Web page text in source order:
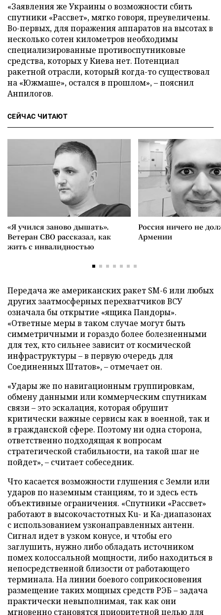
«Заявления же Украины о возможности сбить
спутники «Рассвет», мягко говоря, преувеличены.
Во-первых, для поражения аппаратов на высотах в
несколько сотен километров необходимы
специализированные противоспутниковые
средства, которых у Киева нет. Потенциал
ракетной отрасли, который когда-то существовал
на «Южмаше», остался в прошлом», – пояснил
Анпилогов.
СЕЙЧАС ЧИТАЮТ
«Я учился заново дышать».
Ветеран СВО рассказал, как
жить с инвалидностью
Россия ничего не
Армении
Передача же американских ракет SM-6 или любых
других заатмосферных перехватчиков ВСУ
означала бы открытие «ящика Пандоры».
«Ответные меры в таком случае могут быть
симметричными и гораздо более болезненными
для тех, кто сильнее зависит от космической
инфраструктуры – в первую очередь для
Соединенных Штатов», – отмечает он.
«Удары же по навигационным группировкам,
обмену данными или коммерческим спутникам
связи – это эскалация, которая обрушит
критически важные сервисы как в военной, так и
в гражданской сфере. Поэтому ни одна сторона,
ответственно подходящая к вопросам
стратегической стабильности, на такой шаг не
пойдет», – считает собеседник.
Что касается возможности глушения с Земли или
ударов по наземным станциям, то и здесь есть
объективные ограничения. «Спутники «Рассвет»
работают в высокочастотных Ku- и Ka-диапазонах
с использованием узконаправленных антенн.
Сигнал идет в узком конусе, и чтобы его
заглушить, нужно либо обладать источником
помех колоссальной мощности, либо находиться в
непосредственной близости от работающего
терминала. На линии боевого соприкосновения
размещение таких мощных средств РЭБ – задача
практически невыполнимая, так как они
мгновенно становятся приоритетной целью для